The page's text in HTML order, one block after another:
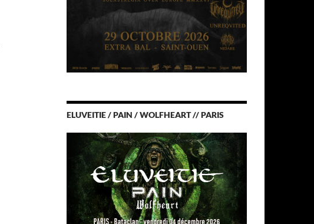
ELUVEITIE / PAIN / WOLFHEART // PARIS